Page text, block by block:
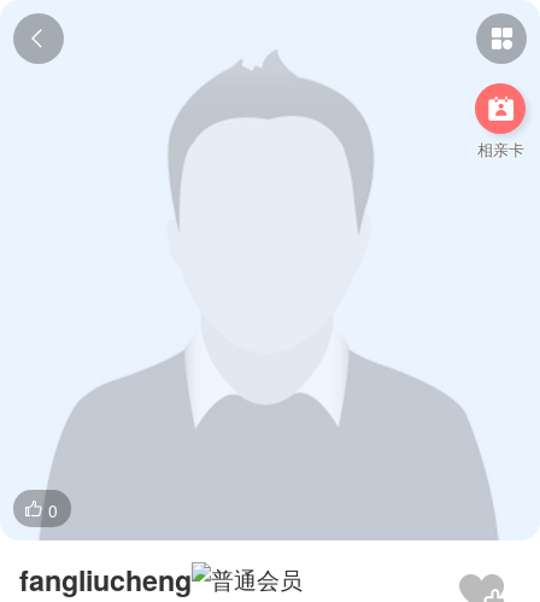
 

相亲卡
 0
fangliucheng